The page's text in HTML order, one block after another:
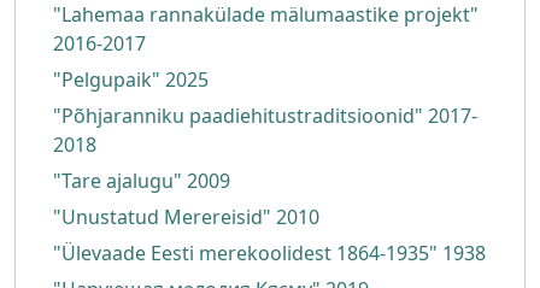
"Lahemaa rannakülade mälumaastike projekt"
2016-2017
"Pelgupaik" 2025
"Põhjaranniku paadiehitustraditsioonid" 2017-
2018
"Tare ajalugu" 2009
"Unustatud Merereisid" 2010
"Ülevaade Eesti merekoolidest 1864-1935" 1938